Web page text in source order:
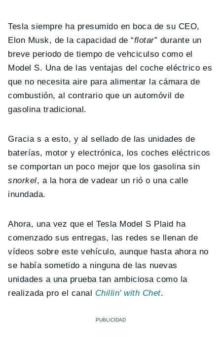
Tesla siempre ha presumido en boca de su CEO,
Elon Musk, de la capacidad de “flotar” durante un
breve periodo de tiempo de vehciculso como el
Model S. Una de las ventajas del coche eléctrico es
que no necesita aire para alimentar la cámara de
combustión, al contrario que un automóvil de
gasolina tradicional.
Gracia s a esto, y al sellado de las unidades de
baterías, motor y electrónica, los coches eléctricos
se comportan un poco mejor que los gasolina sin
snorkel, a la hora de vadear un rió o una calle
inundada.
Ahora, una vez que el Tesla Model S Plaid ha
comenzado sus entregas, las redes se llenan de
vídeos sobre este vehículo, aunque hasta ahora no
se había sometido a ninguna de las nuevas
unidades a una prueba tan ambiciosa como la
realizada pro el canal Chillin’ with Chet.